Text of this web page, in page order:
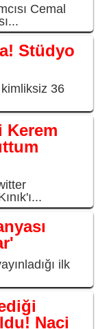
Cemal
Stüdyo
kimliksiz 36
Kerem
ilk
Naci